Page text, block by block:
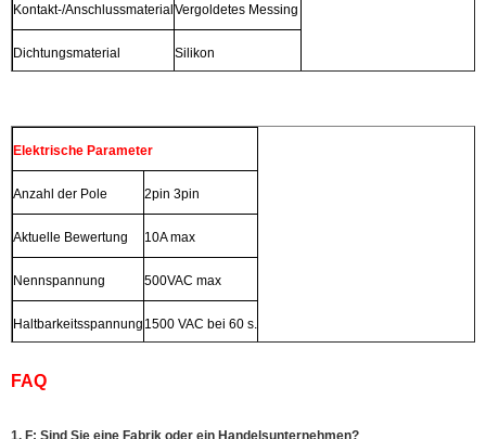
Kontakt-/AnschlussmaterialVergoldetes Messing
Dichtungsmaterial Silikon
Elektrische Parameter
Anzahl der Pole 2pin 3pin
Aktuelle Bewertung 10A max
Nennspannung 500VAC max
Haltbarkeitsspannung 1500 VAC bei 60 s.
FAQ
1. F: Sind Sie eine Fabrik oder ein Handelsunternehmen?